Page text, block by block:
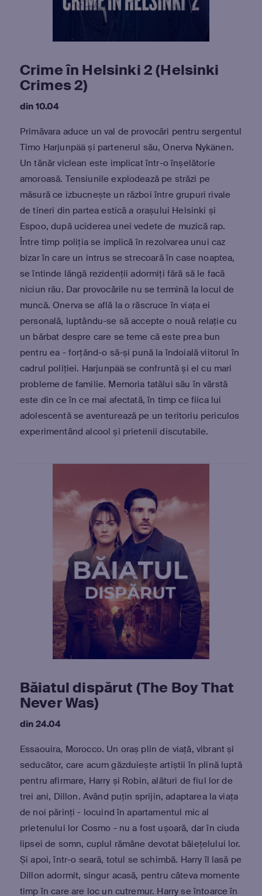
Crime în Helsinki 2 (Helsinki
Crimes 2)
din 10.04
Primăvara aduce un val de provocări pentru sergentul
Timo Harjunpää și partenerul său, Onerva Nykänen.
Un tânăr viclean este implicat într-o înșelătorie
amoroasă. Tensiunile explodează pe străzi pe
măsură ce izbucnește un război între grupuri rivale
de tineri din partea estică a orașului Helsinki și
Espoo, după uciderea unei vedete de muzică rap.
Între timp poliția se implică în rezolvarea unui caz
bizar în care un intrus se strecoară în case noaptea,
se întinde lângă rezidenții adormiți fără să le facă
niciun rău. Dar provocările nu se termină la locul de
muncă. Onerva se află la o răscruce în viața ei
personală, luptându-se să accepte o nouă relație cu
un bărbat despre care se teme că este prea bun
pentru ea - forțând-o să-și pună la îndoială viitorul în
cadrul poliției. Harjunpää se confruntă și el cu mari
probleme de familie. Memoria tatălui său în vărstă
este din ce în ce mai afectată, în timp ce fiica lui
adolescentă se aventurează pe un teritoriu periculos
experimentând alcool și prietenii discutabile.
Băiatul dispărut (The Boy That
Never Was)
din 24.04
Essaouira, Morocco. Un oraș plin de viață, vibrant și
seducător, care acum găzduiește artiștii în plină luptă
pentru afirmare, Harry și Robin, alături de fiul lor de
trei ani, Dillon. Având puțin sprijin, adaptarea la viața
de noi părinți - locuind în apartamentul mic al
prietenului lor Cosmo - nu a fost ușoară, dar în ciuda
lipsei de somn, cuplul rămâne devotat băiețelului lor.
Și apoi, într-o seară, totul se schimbă. Harry îl lasă pe
Dillon adormit, singur acasă, pentru câteva momente
timp în care are loc un cutremur. Harry se întoarce în